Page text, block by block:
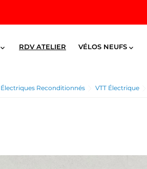
 RDV ATELIER VÉLOS NEUFS 
Électriques Reconditionnés VTT Électrique